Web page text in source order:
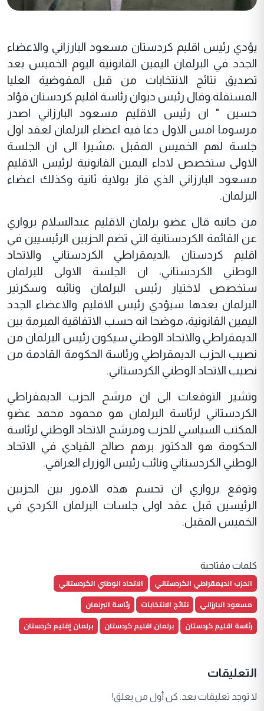
يؤدي رئيس اقليم كردستان مسعود البارزاني والاعضاء
الجدد في البرلمان اليمين القانونية اليوم الخميس بعد
تصديق نتائج الانتخابات من قبل المفوضية العليا
المستقلة.وقال رئيس ديوان رئاسة اقليم كردستان فؤاد
حسين " ان رئيس الاقليم مسعود البارزاني اصدر
مرسوما امس الاول دعا فيه اعضاء البرلمان لعقد اول
جلسة لهم الخميس المقبل ،مشيرا الى ان الجلسة
الاولى ستخصص لاداء اليمين القانونية لرئيس الاقليم
مسعود البارزاني الذي فاز بولاية ثانية وكذلك اعضاء
البرلمان.
من جانبه قال عضو برلمان الاقليم عبدالسلام برواري
عن القائمة الكردستانية التي تضم الحزبين الرئيسيين في
اقليم كردستان ،الديمقراطي الكردستاني والاتحاد
الوطني الكردستاني، ان الجلسة الاولى للبرلمان
ستخصص لاختيار رئيس البرلمان ونائبه وسكرتير
البرلمان بعدها سيؤدي رئيس الاقليم والاعضاء الجدد
اليمين القانونية، موضحا انه حسب الاتفاقية المبرمة بين
الديمقراطي والاتحاد الوطني سيكون رئيس البرلمان من
نصيب الحزب الديمقراطي ورئاسة الحكومة القادمة من
نصيب الاتحاد الوطني الكردستاني.
وتشير التوقعات الى ان مرشح الحزب الديمقراطي
الكردستاني لرئاسة البرلمان هو محمود محمد عضو
المكتب السياسي للحزب ومرشح الاتحاد الوطني لرئاسة
الحكومة هو الدكتور برهم صالح القيادي في الاتحاد
الوطني الكردستاني ونائب رئيس الوزراء العراقي.
وتوقع برواري ان تحسم هذه الامور بين الحزبين
الرئيسين قبل عقد اولى جلسات البرلمان الكردي في
الخميس المقبل.
كلمات مفتاحية
الحزب الديمقراطي الكردستاني
الاتحاد الوطني الكردستاني
مسعود البارزاني
نتائج الانتخابات
رئاسة البرلمان
رئاسة اقليم كردستان
برلمان اقليم كردستان برلمان إقليم كردستان
التعليقات
لا توجد تعليقات بعد. كن أول من يعلق!